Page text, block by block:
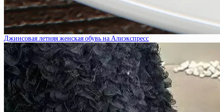
Джинсовая летняя женская обувь на Алиэкспресс